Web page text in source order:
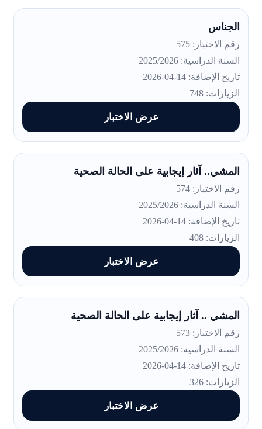
الجناس
رقم الاختبار: 575
السنة الدراسية: 2025/2026
تاريخ الإضافة: 14-04-2026
الزيارات: 748
عرض الاختبار
المشي.. آثار إيجابية على الحالة الصحية
رقم الاختبار: 574
السنة الدراسية: 2025/2026
تاريخ الإضافة: 14-04-2026
الزيارات: 408
عرض الاختبار
المشي .. آثار إيجابية على الحالة الصحية
رقم الاختبار: 573
السنة الدراسية: 2025/2026
تاريخ الإضافة: 14-04-2026
الزيارات: 326
عرض الاختبار